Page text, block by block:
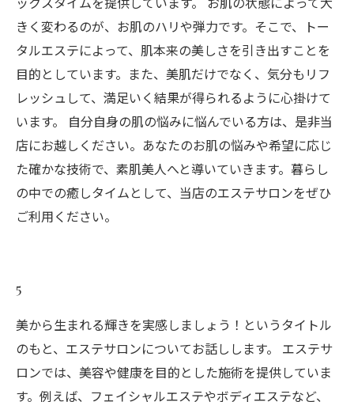
きく変わるのが、お肌のハリや弾力です。そこで、トー
タルエステによって、肌本来の美しさを引き出すことを
目的としています。また、美肌だけでなく、気分もリフ
レッシュして、満足いく結果が得られるように心掛けて
います。 自分自身の肌の悩みに悩んでいる方は、是非当
店にお越しください。あなたのお肌の悩みや希望に応じ
た確かな技術で、素肌美人へと導いていきます。暮らし
の中での癒しタイムとして、当店のエステサロンをぜひ
ご利用ください。
5
美から生まれる輝きを実感しましょう！というタイトル
のもと、エステサロンについてお話しします。 エステサ
ロンでは、美容や健康を目的とした施術を提供していま
す。例えば、フェイシャルエステやボディエステなど、